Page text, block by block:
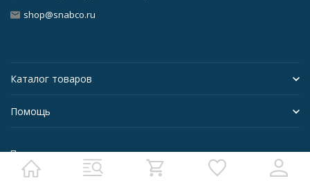
shop@snabco.ru
Каталог товаров
Помощь
Политика персональных данных